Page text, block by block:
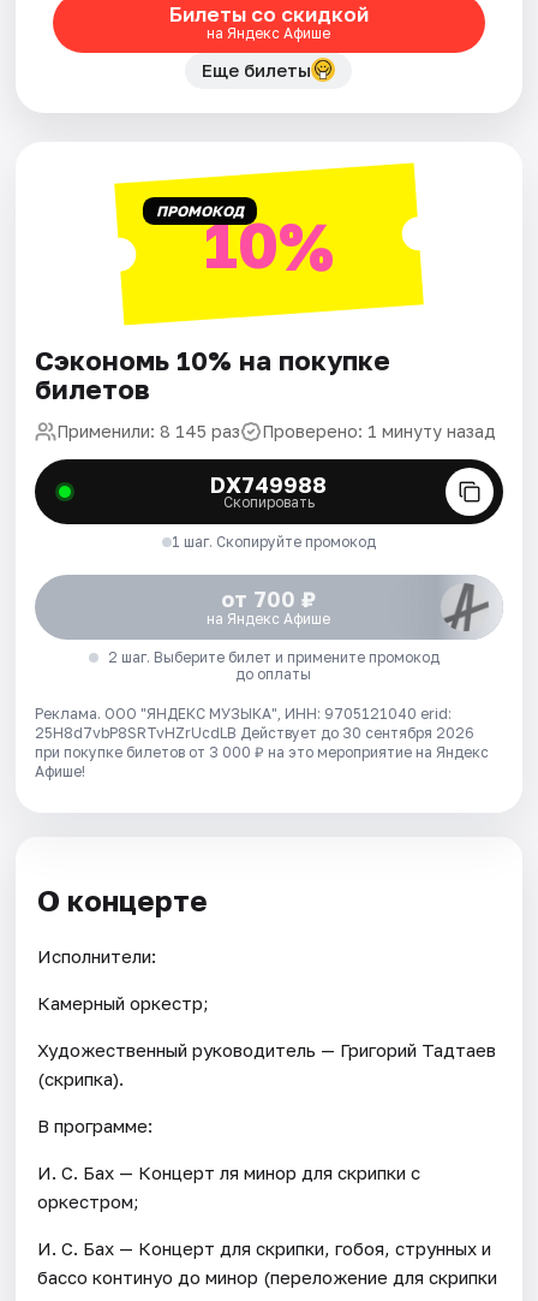
Билеты со скидкой
на Яндекс Афише
Еще билеты
ПРОМОКОД10%
Сэкономь 10% на покупке
билетов
Применили: 8 145 раз Проверено: 1 минуту назад
DX749988
Скопировать
1 шаг. Скопируйте промокод
от 700 ₽
на Яндекс Афише
2 шаг. Выберите билет и примените промокод
до оплаты
Реклама. ООО "ЯНДЕКС МУЗЫКА", ИНН: 9705121040 erid:
25H8d7vbP8SRTvHZrUcdLB Действует до 30 сентября 2026
при покупке билетов от 3 000 ₽ на это мероприятие на Яндекс
Афише!
О концерте
Исполнители:
Камерный оркестр;
Художественный руководитель — Григорий Тадтаев
(скрипка).
В программе:
И. С. Бах — Концерт ля минор для скрипки с
оркестром;
И. С. Бах — Концерт для скрипки, гобоя, струнных и
бассо континуо до минор (переложение для скрипки